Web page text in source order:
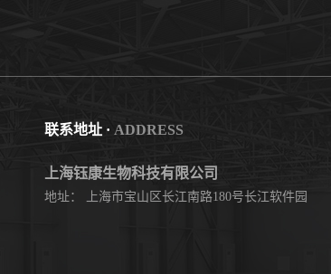
联系地址 · ADDRESS
上海钰康生物科技有限公司
地址： 上海市宝山区长江南路180号长江软件园